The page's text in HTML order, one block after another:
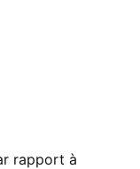
rapport à